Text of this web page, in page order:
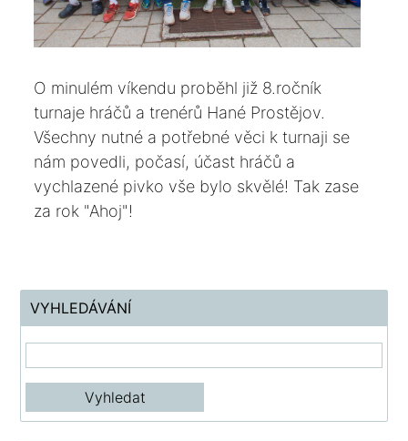
O minulém víkendu proběhl již 8.ročník
turnaje hráčů a trenérů Hané Prostějov.
Všechny nutné a potřebné věci k turnaji se
nám povedli, počasí, účast hráčů a
vychlazené pivko vše bylo skvělé! Tak zase
za rok "Ahoj"!
VYHLEDÁVÁNÍ